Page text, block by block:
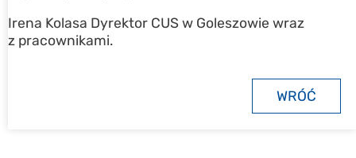
Irena Kolasa Dyrektor CUS w Goleszowie wraz
z pracownikami.
WRÓĆ